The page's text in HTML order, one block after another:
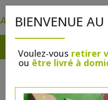
BIENVENUE
Voulez-vous retirer
ou être livré à